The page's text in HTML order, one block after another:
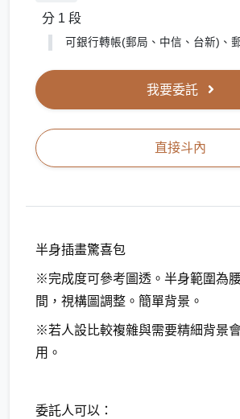
分 1 段
可銀行轉帳(郵局、中信、台新)、
我要委託
直接斗內
半身插畫驚喜包
※完成度可參考圖透。半身範圍為
間，視構圖調整。簡單背景。
※若人設比較複雜與需要精細背景
用。
委託人可以：